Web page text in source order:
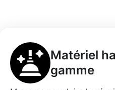
Matériel
gamme